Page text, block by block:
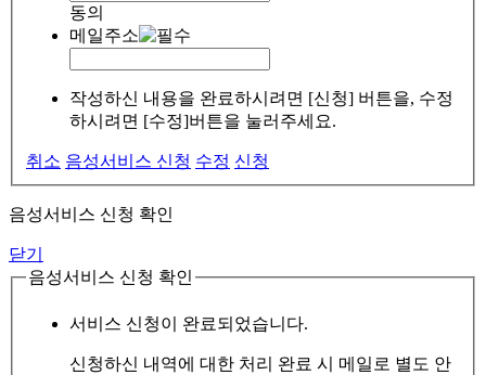
동의
메일주소
작성하신 내용을 완료하시려면 [신청] 버튼을, 수정
하시려면 [수정]버튼을 눌러주세요.
취소 음성서비스 신청 수정 신청
음성서비스 신청 확인
닫기
음성서비스 신청 확인
서비스 신청이 완료되었습니다.
신청하신 내역에 대한 처리 완료 시 메일로 별도 안